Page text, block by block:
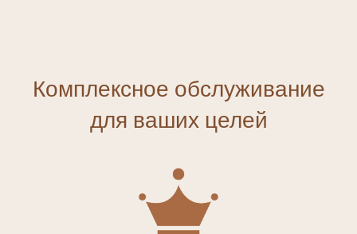
Комплексное обслуживание
для ваших целей